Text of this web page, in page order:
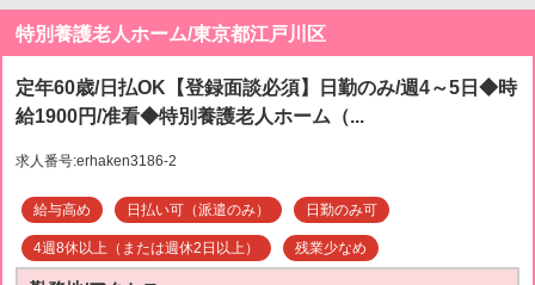
特別養護老人ホーム/東京都江戸川区
定年60歳/日払OK【登録面談必須】日勤のみ/週4～5日◆時
給1900円/准看◆特別養護老人ホーム（...
求人番号:erhaken3186-2
給与高め 日払い可（派遣のみ） 日勤のみ可
4週8休以上（または週休2日以上） 残業少なめ